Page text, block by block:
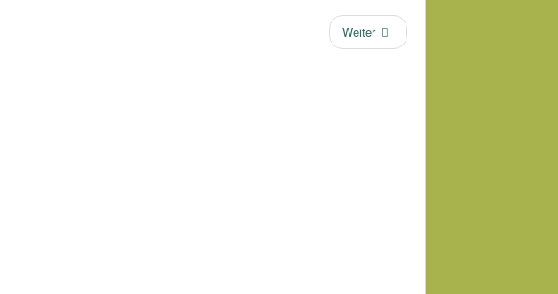
Weiter